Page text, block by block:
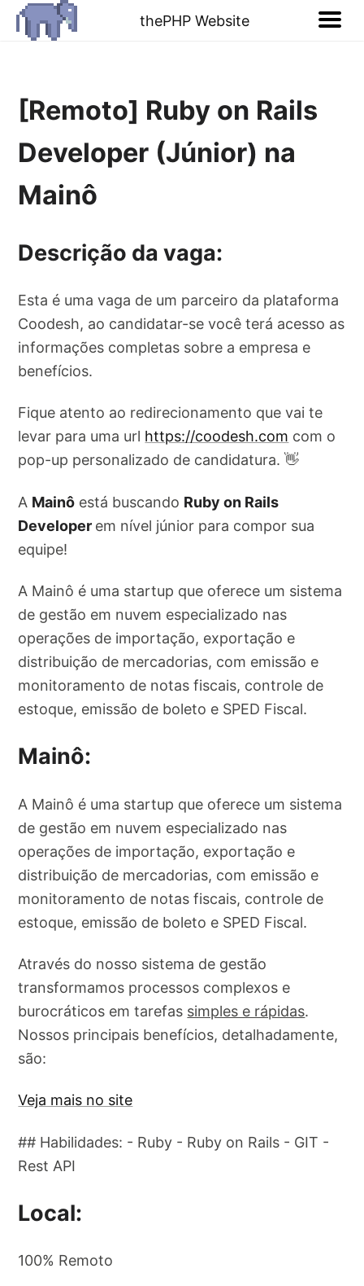
thePHP Website
[Remoto] Ruby on Rails
Developer (Júnior) na
Mainô
Descrição da vaga:
Esta é uma vaga de um parceiro da plataforma
Coodesh, ao candidatar-se você terá acesso as
informações completas sobre a empresa e
benefícios.
Fique atento ao redirecionamento que vai te
levar para uma url https://coodesh.com com o
pop-up personalizado de candidatura. 👋
A Mainô está buscando Ruby on Rails
Developer em nível júnior para compor sua
equipe!
A Mainô é uma startup que oferece um sistema
de gestão em nuvem especializado nas
operações de importação, exportação e
distribuição de mercadorias, com emissão e
monitoramento de notas fiscais, controle de
estoque, emissão de boleto e SPED Fiscal.
Mainô:
A Mainô é uma startup que oferece um sistema
de gestão em nuvem especializado nas
operações de importação, exportação e
distribuição de mercadorias, com emissão e
monitoramento de notas fiscais, controle de
estoque, emissão de boleto e SPED Fiscal.
Através do nosso sistema de gestão
transformamos processos complexos e
burocráticos em tarefas simples e rápidas.
Nossos principais benefícios, detalhadamente,
são:
Veja mais no site
## Habilidades: - Ruby - Ruby on Rails - GIT -
Rest API
Local:
100% Remoto